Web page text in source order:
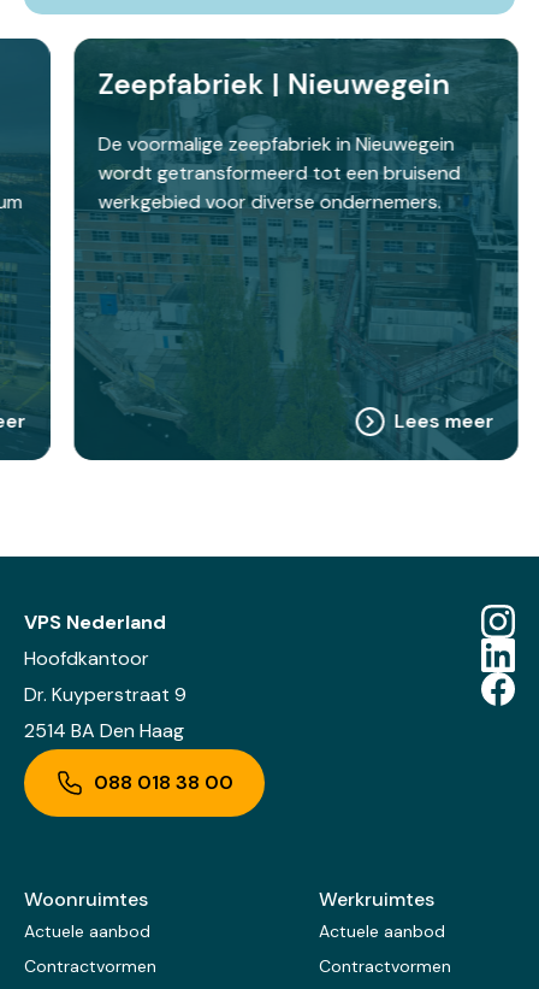
Zeepfabriek | Nieuwegein
De voormalige zeepfabriek in Nieuwegein
wordt getransformeerd tot een bruisend
werkgebied voor diverse ondernemers.
Lees meer
VPS Nederland
Hoofdkantoor
Dr. Kuyperstraat 9
2514 BA Den Haag
088 018 38 00
Woonruimtes
Actuele aanbod
Contractvormen
Werkruimtes
Actuele aanbod
Contractvormen